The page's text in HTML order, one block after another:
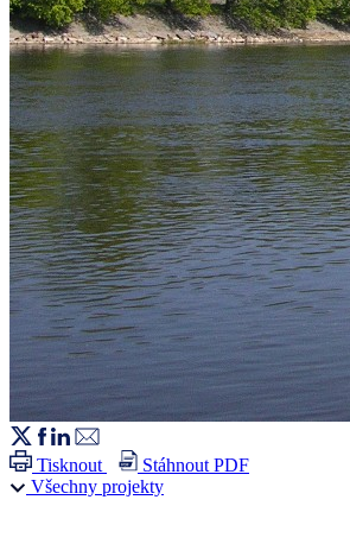
Tisknout
Stáhnout PDF
Všechny projekty